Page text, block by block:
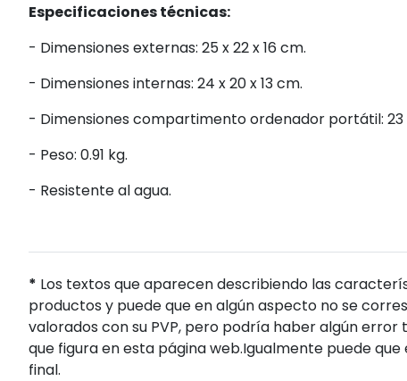
Especificaciones técnicas:
- Dimensiones externas: 25 x 22 x 16 cm.
- Dimensiones internas: 24 x 20 x 13 cm.
- Dimensiones compartimento ordenador portátil: 23
- Peso: 0.91 kg.
- Resistente al agua.
* Los textos que aparecen describiendo las
productos y puede que en algún aspecto no se
valorados con su PVP, pero podría haber algún
que figura en esta página web.Igualmente puede
final.